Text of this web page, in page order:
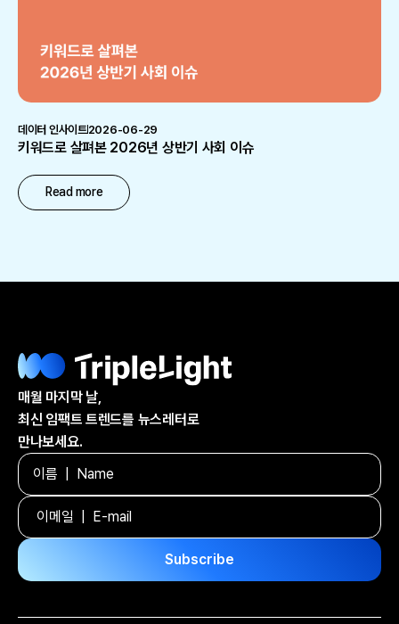
데이터 인사이트2026-06-29
키워드로 살펴본 2026년 상반기 사회 이슈
Read more
매월 마지막 날,
최신 임팩트 트렌드를 뉴스레터로
만나보세요.